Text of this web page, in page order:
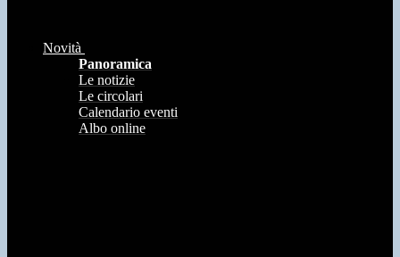
Novità
Panoramica
Le notizie
Le circolari
Calendario eventi
Albo online